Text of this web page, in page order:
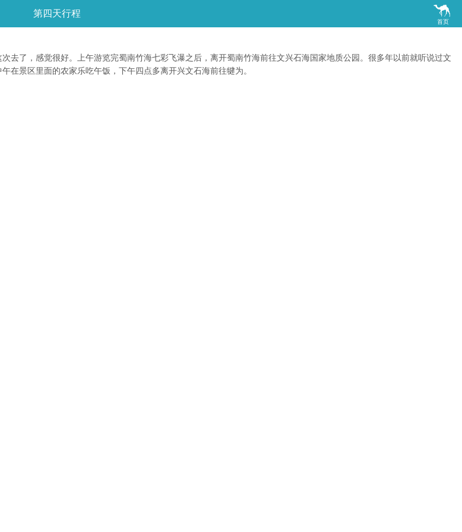

首页
第四天行程
去了，感觉很好。上午游览完蜀南竹海七彩飞瀑之后，离开蜀南竹海前往文兴石海国家地质公园。很多年以前就听说过文
在景区里面的农家乐吃午饭，下午四点多离开兴文石海前往犍为。